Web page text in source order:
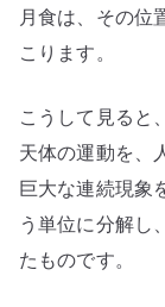
月食は、その位
こります。
こうして見ると
天体の運動を、
巨大な連続現象
う単位に分解し
たものです。